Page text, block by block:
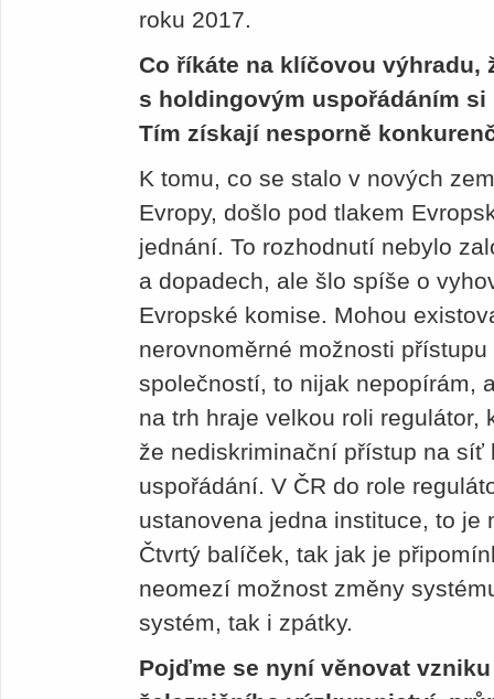
roku 2017.
Co říkáte na klíčovou výhradu,
s holdingovým uspořádáním
Tím získají nesporně
K tomu, co se stalo v nových
Evropy, došlo pod tlakem
jednání. To rozhodnutí nebylo
a dopadech, ale šlo spíše o
Evropské komise. Mohou
nerovnoměrné možnosti
společností, to nijak nepopírám,
na trh hraje velkou roli
že nediskriminační přístup na síť
uspořádání. V ČR do role
ustanovena jedna instituce, to je
Čtvrtý balíček, tak jak je
neomezí možnost změny
systém, tak i zpátky.
Pojďme se nyní věnovat